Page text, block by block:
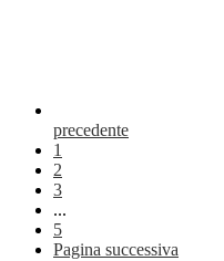
precedente
1
2
3
...
5
Pagina successiva